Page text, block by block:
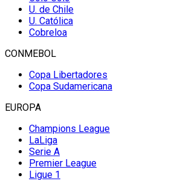
U. de Chile
U. Católica
Cobreloa
CONMEBOL
Copa Libertadores
Copa Sudamericana
EUROPA
Champions League
LaLiga
Serie A
Premier League
Ligue 1